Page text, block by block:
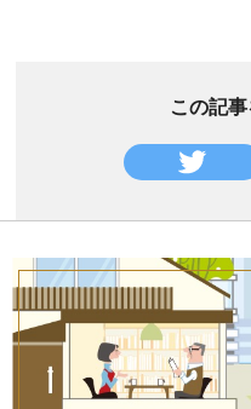
この記